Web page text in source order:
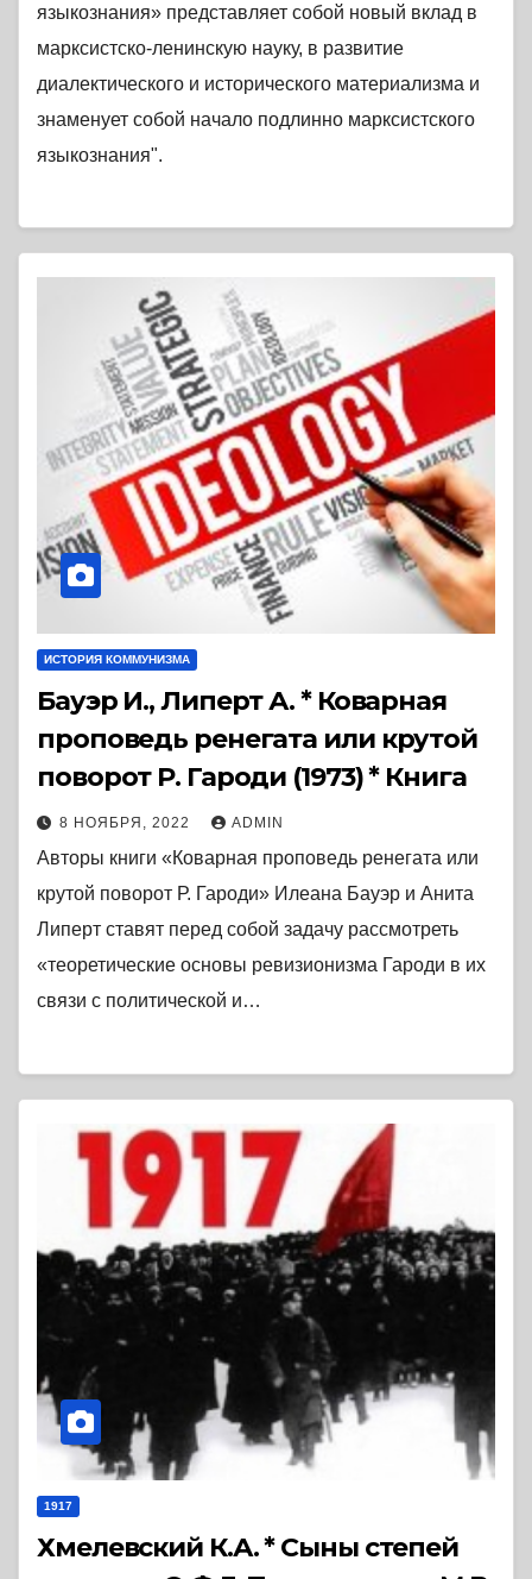
языкознания» представляет собой новый вклад в
марксистско-ленинскую науку, в развитие
диалектического и исторического материализма и
знаменует собой начало подлинно марксистского
языкознания".
ИСТОРИЯ КОММУНИЗМА
Бауэр И., Липерт А. * Коварная
проповедь ренегата или крутой
поворот Р. Гароди (1973) * Книга
8 НОЯБРЯ, 2022 ADMIN
Авторы книги «Коварная проповедь ренегата или
крутой поворот Р. Гароди» Илеана Бауэр и Анита
Липерт ставят перед собой задачу рассмотреть
«теоретические основы ревизионизма Гароди в их
связи с политической и…
1917
Хмелевский К.А. * Сыны степей